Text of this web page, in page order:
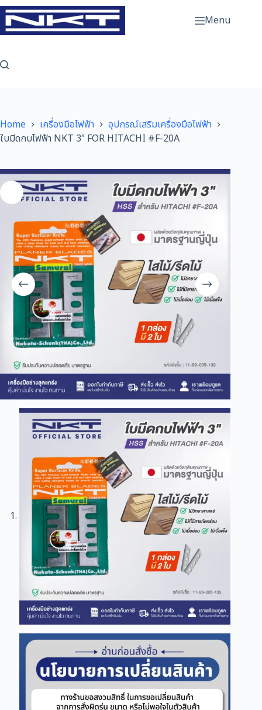
Skip
to
content
Menu
Home เครื่องมือไฟฟ้า
อุปกรณ์เสริมเครื่องมือไฟฟ้า
ใบมีดกบไฟฟ้า NKT 3″ FOR HITACHI #F-20A